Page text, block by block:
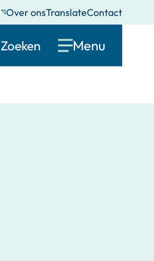
Over onsTranslateContact
Zoeken Menu